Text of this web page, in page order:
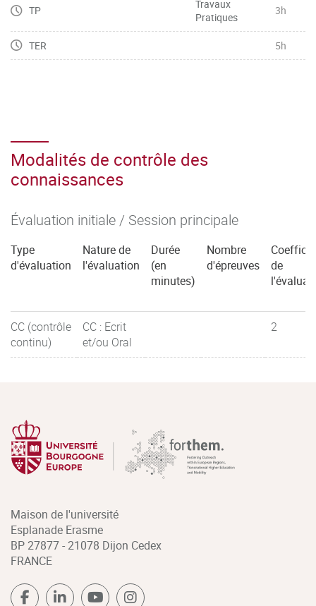
TP
Travaux
Pratiques
3h
TER 5h
Modalités de contrôle des
connaissances
Évaluation initiale / Session principale
Type
d'évaluation
Nature de
l'évaluation
Durée
(en
minutes)
Nombre
d'épreuves
de
CC (contrôle
continu)
CC : Ecrit
et/ou Oral
2
Maison de l'université
Esplanade Erasme
BP 27877 - 21078 Dijon Cedex
FRANCE